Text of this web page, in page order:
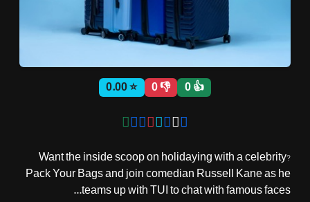
سوالات
متداول
👍 0
👎 0
⭐ 0.00
Want the inside scoop on holidaying with a celebrity?
Pack Your Bags and join comedian Russell Kane as he
teams up with TUI to chat with famous faces...